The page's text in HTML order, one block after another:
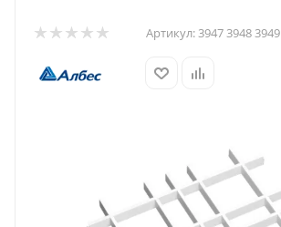
Артикул:3947 3948 3949